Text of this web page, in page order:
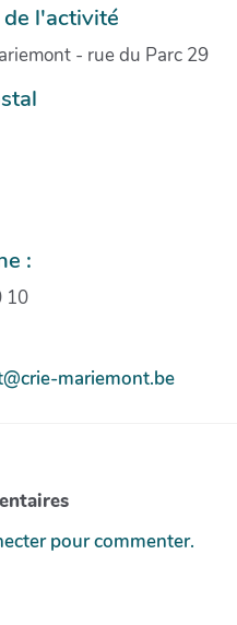
l'activité
- rue du Parc 29
:
10
mariemont.be
pour commenter.